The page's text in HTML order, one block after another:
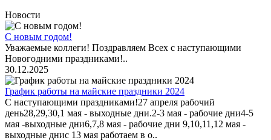
Новости
С новым годом!
Уважаемые коллеги! Поздравляем Всех с наступающими
Новогодними праздниками!..
30.12.2025
График работы на майские праздники 2024
С наступающими праздниками!27 апреля рабочий
день28,29,30,1 мая - выходные дни.2-3 мая - рабочие дни4-5
мая -выходные дни6,7,8 мая - рабочие дни 9,10,11,12 мая -
выходные днис 13 мая работаем в о..